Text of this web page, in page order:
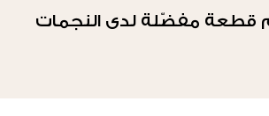
قطعة مفضّلة لدى النجمات